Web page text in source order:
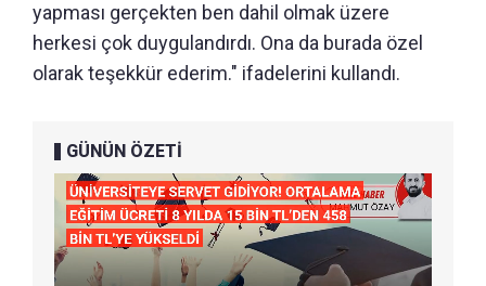
yapması gerçekten ben dahil olmak üzere
herkesi çok duygulandırdı. Ona da burada özel
olarak teşekkür ederim." ifadelerini kullandı.
GÜNÜN ÖZETİ